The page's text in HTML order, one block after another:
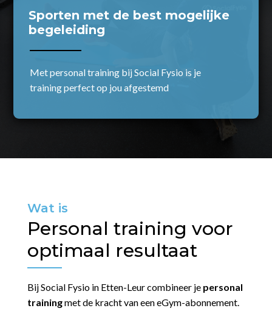
Sporten met de best mogelijke
begeleiding
Met personal training bij Social Fysio is je
training perfect op jou afgestemd
Wat is
Personal training voor
optimaal resultaat
Bij Social Fysio in Etten-Leur combineer je personal
trainingmet de kracht van een eGym-abonnement.